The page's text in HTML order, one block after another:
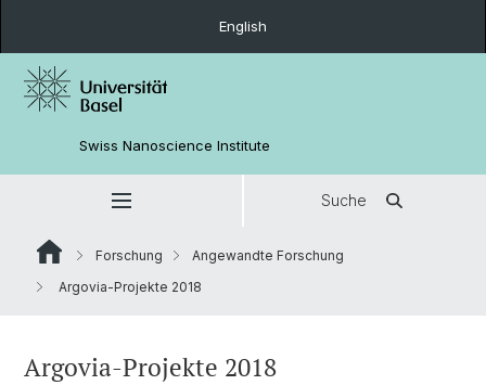
English
Swiss Nanoscience Institute
Suche
Forschung
Angewandte Forschung
Argovia-Projekte 2018
Argovia-Projekte 2018